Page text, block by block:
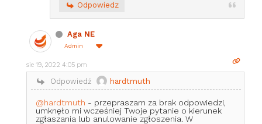
Odpowiedz
Aga NE
Admin
sie 19, 2022 4:05 pm
Odpowiedź hardtmuth
@hardtmuth - przepraszam za brak odpowiedzi,
umknęło mi wcześniej Twoje pytanie o kierunek
zgłaszania lub anulowanie zgłoszenia. W